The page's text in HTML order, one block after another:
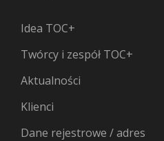
Idea TOC+
Twórcy i zespół TOC+
Aktualności
Klienci
Dane rejestrowe / adres